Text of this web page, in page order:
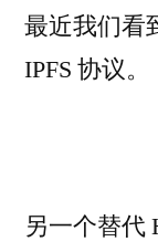
最近我们看
IPFS 协议。
另一个替代